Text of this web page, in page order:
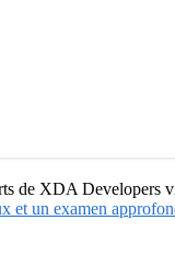
XDA Developers
et un examen